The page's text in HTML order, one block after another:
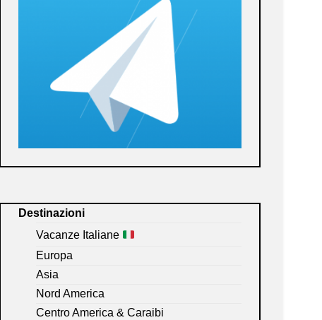
Destinazioni
Vacanze Italiane
Europa
Asia
Nord America
Centro America & Caraibi